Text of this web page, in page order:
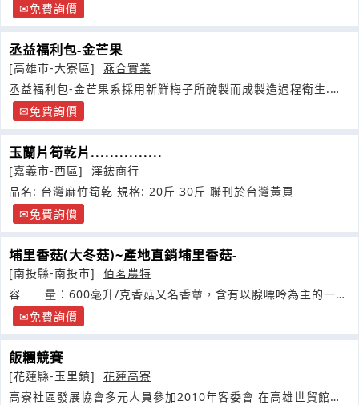
免費詢價
丞益福利包-金芒果
[高雄市-大寮區]
燕合實業
丞益福利包-金芒果系採用新鮮梅子所醃製而成製造過程衛生.美
味可口免費詢價
玉蘭片筍乾片...............
[嘉義市-西區]
澤鋐商行
品名: 台灣麻竹筍乾 規格: 20斤 30斤 聯刊於台灣黃頁
免費詢價
埔里香菇(大冬菇)~產地直銷埔里香菇-
[南投縣-南投市]
佰茗農特
容 量：600毫升/克香菇又名香蕈，含有以腺嘌呤為主的一族
水溶性物質
免費詢價
飯糰競賽
[花蓮縣-玉里鎮]
花蓮高寮
高寮社區發展協會多元人員參加2010年客委會 在高雄世貿館所